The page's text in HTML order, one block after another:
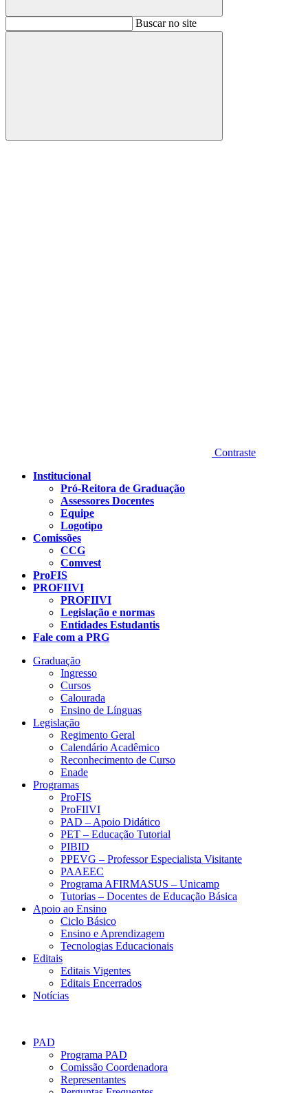
BuscarBuscar no site
Buscar
Contraste
Institucional
Pró-Reitora de Graduação
Assessores Docentes
Equipe
Logotipo
Comissões
CCG
Comvest
ProFIS
PROFIIVI
PROFIIVI
Legislação e normas
Entidades Estudantis
Fale com a PRG
Graduação
Ingresso
Cursos
Calourada
Ensino de Línguas
Legislação
Regimento Geral
Calendário Acadêmico
Reconhecimento de Curso
Enade
Programas
ProFIS
ProFIIVI
PAD – Apoio Didático
PET – Educação Tutorial
PIBID
PPEVG – Professor Especialista Visitante
PAAEEC
Programa AFIRMASUS – Unicamp
Tutorias – Docentes de Educação Básica
Apoio ao Ensino
Ciclo Básico
Ensino e Aprendizagem
Tecnologias Educacionais
Editais
Editais Vigentes
Editais Encerrados
Notícias
PAD
Programa PAD
Comissão Coordenadora
Representantes